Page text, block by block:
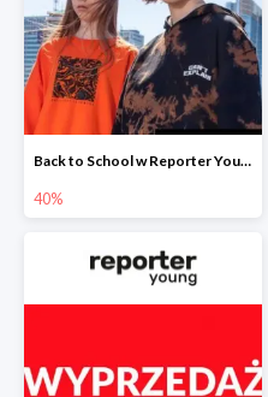
Back to School w Reporter Young - drugi produkt -40%
40%